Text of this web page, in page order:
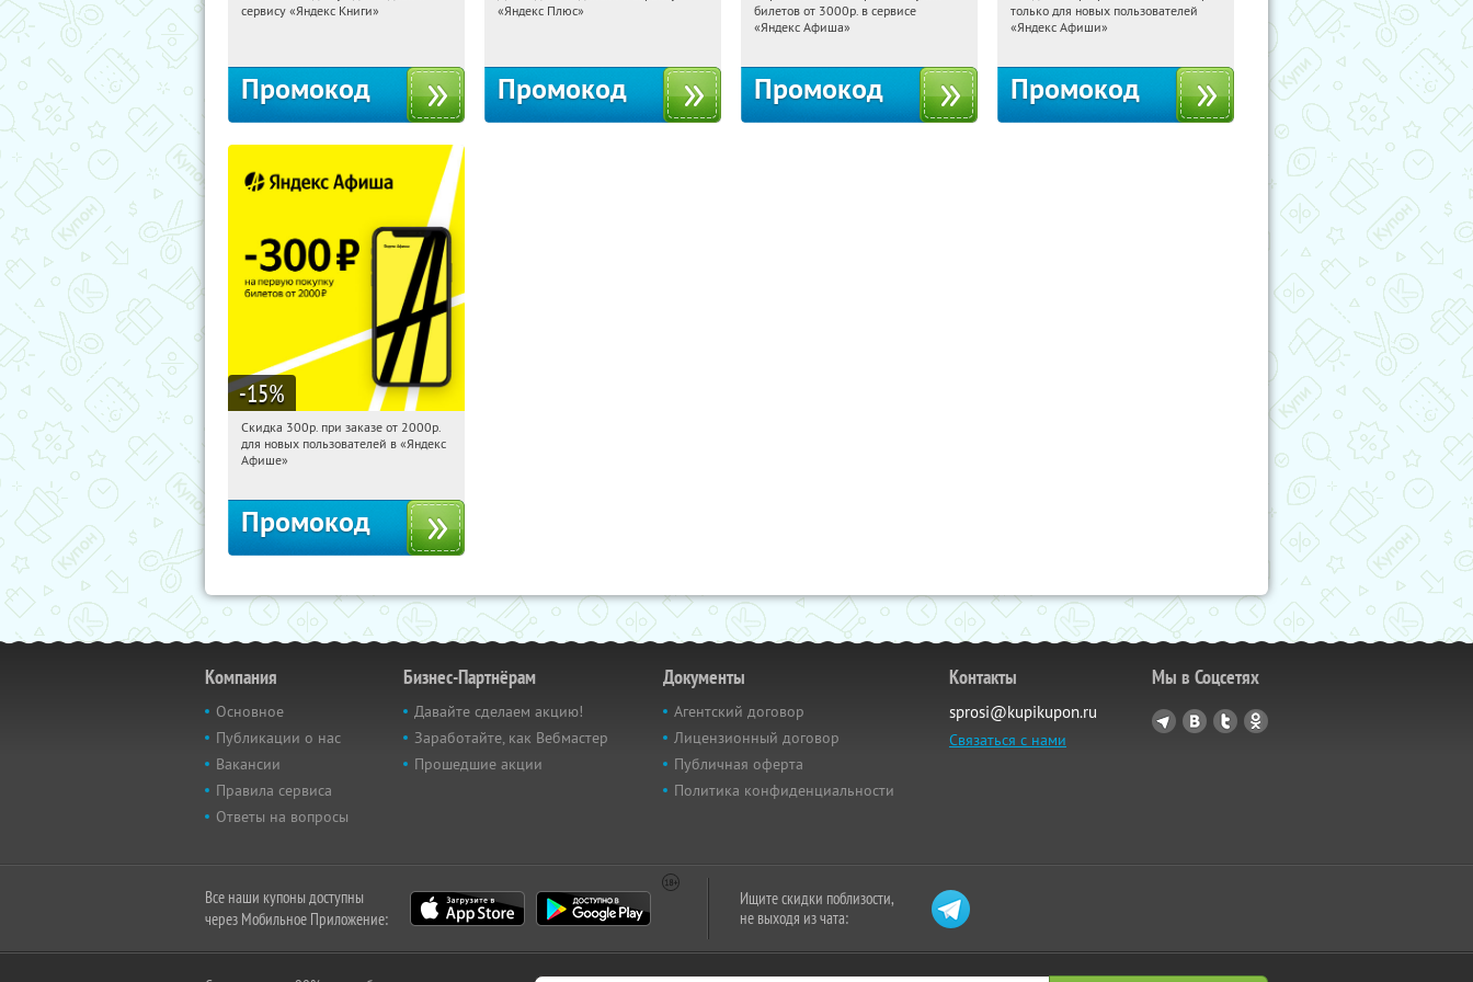
сервису «Яндекс Книги»
Промокод
«Яндекс Плюс»
Промокод
Россия
билетов от 3000р. в сервисе
«Яндекс Афиша»
Промокод
Россия
только для новых пользователей
«Яндекс Афиши»
Промокод
-15%
15:12:13 Получили:65
Россия
Скидка 300р. при заказе от 2000р.
для новых пользователей в «Яндекс
Афише»
Промокод
Компания
Основное
Публикации о нас
Вакансии
Правила сервиса
Ответы на вопросы
Бизнес-Партнёрам
Давайте сделаем акцию!
Заработайте, как Вебмастер
Прошедшие акции
Документы
Агентский договор
Лицензионный договор
Публичная оферта
Политика конфиденциальности
Контакты
sprosi@kupikupon.ru
Связаться с нами
Мы в Соцсетях
Все наши купоны доступны
через Мобильное Приложение:
Ищите скидки поблизости,
не выходя из чата: